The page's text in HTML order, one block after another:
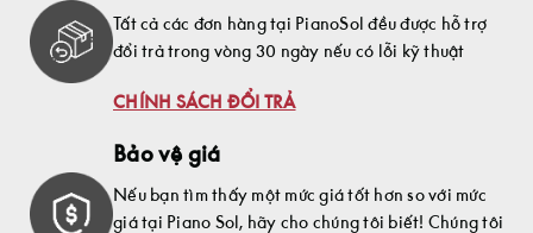
Tất cả các đơn hàng tại PianoSol đều được hỗ trợ
đổi trả trong vòng 30 ngày nếu có lỗi kỹ thuật
CHÍNH SÁCH ĐỔI TRẢ
Bảo vệ giá
Nếu bạn tìm thấy một mức giá tốt hơn so với mức
giá tại Piano Sol, hãy cho chúng tôi biết! Chúng tôi